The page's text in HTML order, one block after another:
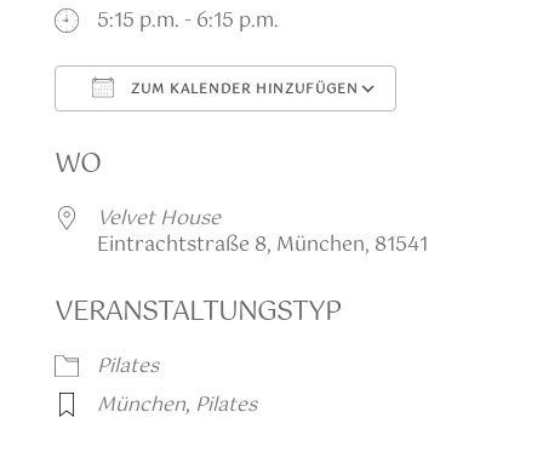
5:15 p.m. - 6:15 p.m.
ZUM KALENDER HINZUFÜGEN
WO
Velvet House
Eintrachtstraße 8, München, 81541
VERANSTALTUNGSTYP
Pilates
München, Pilates